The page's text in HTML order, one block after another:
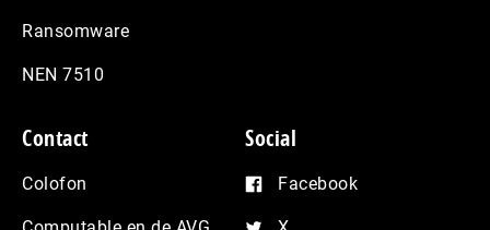
Ransomware
NEN 7510
Contact
Colofon
Social
Facebook